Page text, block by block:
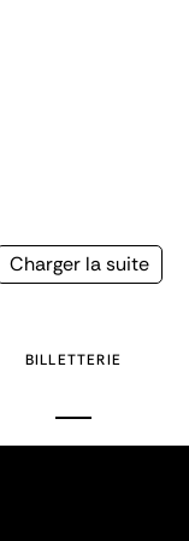
Page
Charger la suite
BILLETTERIE